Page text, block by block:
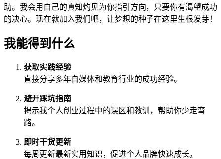
助。我会用自己的真知灼见为你指引方向，只要你有渴望成功
的决心。现在就加入我们吧，让梦想的种子在这里生根发芽！
我能得到什么
获取实践经验
直接分享多年自媒体和教育行业的成功经验。
避开踩坑指南
揭示我个人创业过程中的误区和教训，帮助你少走弯
路。
即时干货更新
每周更新最新实用知识，促进个人品牌快速成长。